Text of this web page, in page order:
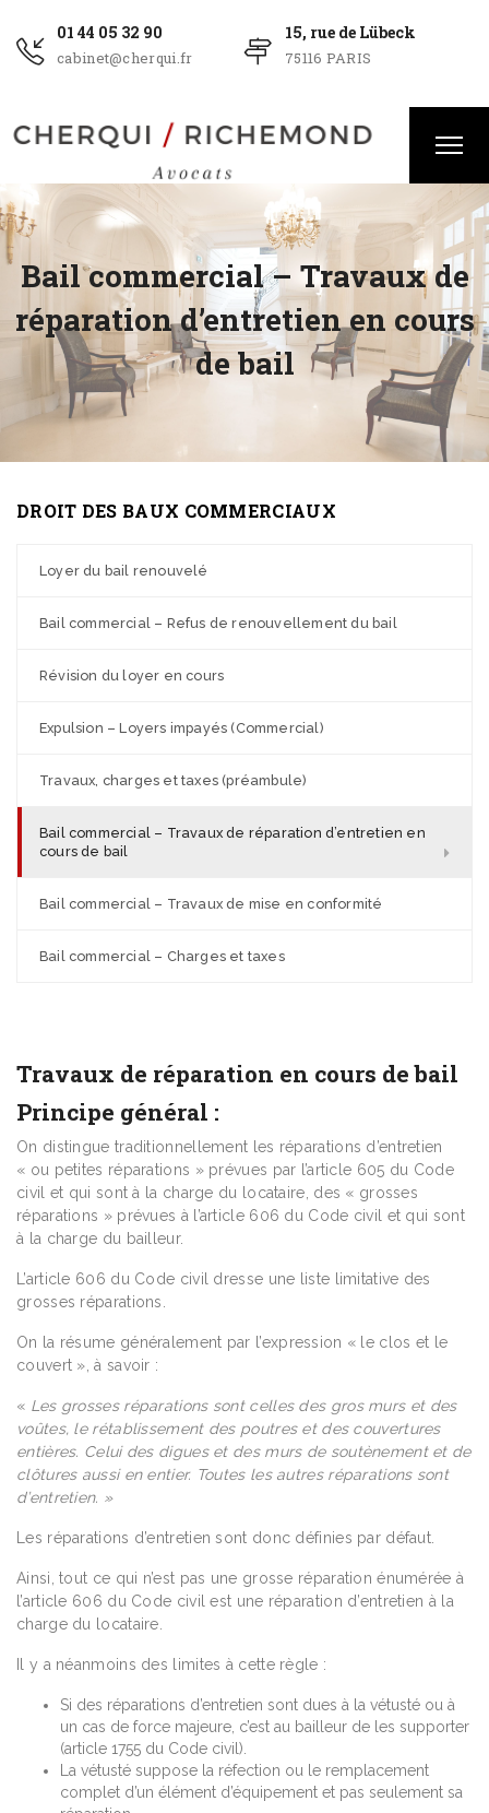
01 44 05 32 90
cabinet@cherqui.fr
15, rue de Lübeck
75116 PARIS
Bail commercial – Travaux de
réparation d’entretien en cours
de bail
DROIT DES BAUX COMMERCIAUX
Loyer du bail renouvelé
Bail commercial – Refus de renouvellement du bail
Révision du loyer en cours
Expulsion – Loyers impayés (Commercial)
Travaux, charges et taxes (préambule)
Bail commercial – Travaux de réparation d’entretien en
cours de bail
Bail commercial – Travaux de mise en conformité
Bail commercial – Charges et taxes
Travaux de réparation en cours de bail
Principe général :
On distingue traditionnellement les réparations d’entretien
« ou petites réparations » prévues par l’article 605 du Code
civil et qui sont à la charge du locataire, des « grosses
réparations » prévues à l’article 606 du Code civil et qui sont
à la charge du bailleur.
L’article 606 du Code civil dresse une liste limitative des
grosses réparations.
On la résume généralement par l’expression « le clos et le
couvert », à savoir :
« Les grosses réparations sont celles des gros murs et des
voûtes, le rétablissement des poutres et des couvertures
entières. Celui des digues et des murs de soutènement et de
clôtures aussi en entier. Toutes les autres réparations sont
d’entretien. »
Les réparations d’entretien sont donc définies par défaut.
Ainsi, tout ce qui n’est pas une grosse réparation énumérée à
l’article 606 du Code civil est une réparation d’entretien à la
charge du locataire.
Il y a néanmoins des limites à cette règle :
Si des réparations d’entretien sont dues à la vétusté ou à
un cas de force majeure, c’est au bailleur de les supporter
(article 1755 du Code civil).
La vétusté suppose la réfection ou le remplacement
complet d’un élément d’équipement et pas seulement sa